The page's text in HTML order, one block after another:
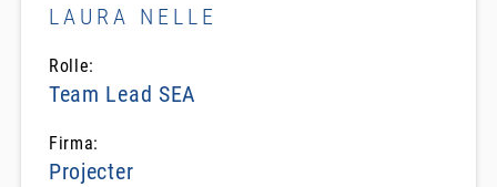
LAURA NELLE
Rolle:
Team Lead SEA
Firma:
Projecter